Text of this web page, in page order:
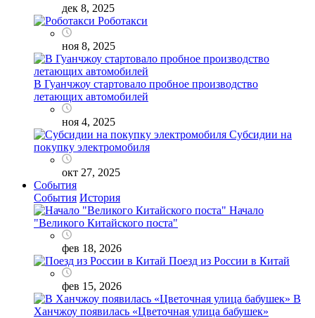
дек 8, 2025
Роботакси
ноя 8, 2025
В Гуанчжоу стартовало пробное производство
летающих автомобилей
ноя 4, 2025
Субсидии на
покупку электромобиля
окт 27, 2025
События
События История
Начало
"Великого Китайского поста"
фев 18, 2026
Поезд из России в Китай
фев 15, 2026
В
Ханчжоу появилась «Цветочная улица бабушек»